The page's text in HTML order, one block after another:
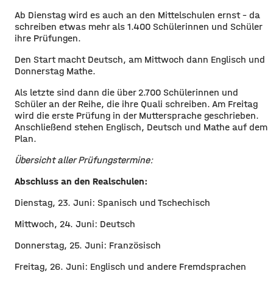
Ab Dienstag wird es auch an den Mittelschulen ernst – da
schreiben etwas mehr als 1.400 Schülerinnen und Schüler
ihre Prüfungen.
Den Start macht Deutsch, am Mittwoch dann Englisch und
Donnerstag Mathe.
Als letzte sind dann die über 2.700 Schülerinnen und
Schüler an der Reihe, die ihre Quali schreiben. Am Freitag
wird die erste Prüfung in der Muttersprache geschrieben.
Anschließend stehen Englisch, Deutsch und Mathe auf dem
Plan.
​Übersicht aller Prüfungstermine:
Abschluss an den Realschulen:
Dienstag, 23. Juni: Spanisch und Tschechisch
Mittwoch, 24. Juni: Deutsch
Donnerstag, 25. Juni: Französisch
Freitag, 26. Juni: Englisch und andere Fremdsprachen